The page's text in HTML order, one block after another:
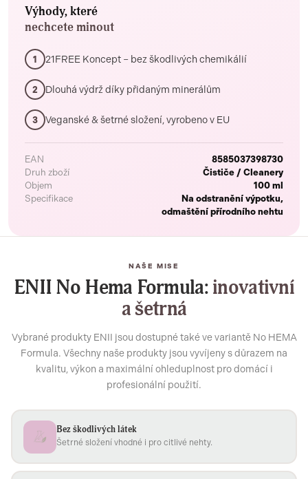
Výhody, které
nechcete minout
1 21FREE Koncept – bez škodlivých chemikálií
2 Dlouhá výdrž díky přidaným minerálům
3 Veganské & šetrné složení, vyrobeno v EU
EAN
8585037398730
Druh zboží
Čističe / Cleanery
Objem
100 ml
Specifikace
Na odstranění výpotku,
odmaštění přírodního nehtu
NAŠE MISE
ENII No Hema Formula:inovativní
a šetrná
Vybrané produkty ENII jsou dostupné také ve variantě No HEMA
Formula. Všechny naše produkty jsou vyvíjeny s důrazem na
kvalitu, výkon a maximální ohleduplnost pro domácí i
profesionální použití.
Bez škodlivých látek
Šetrné složení vhodné i pro citlivé nehty.